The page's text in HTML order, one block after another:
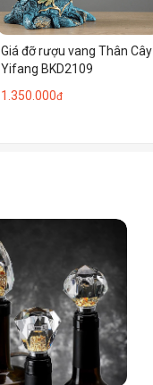
Giá đỡ rượu vang Thân Cây
Yifang BKD2109
1.350.000đ